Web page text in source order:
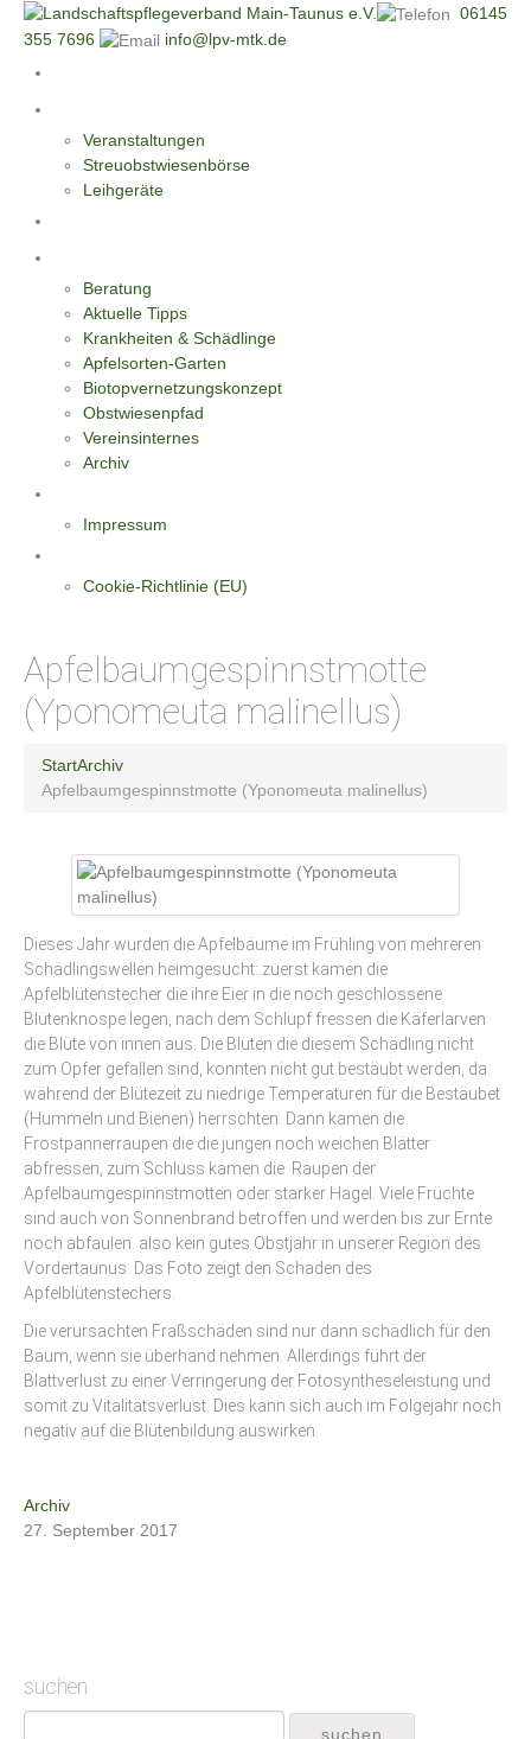
06145
355 7696
info@lpv-mtk.de
Veranstaltungen
Streuobstwiesenbörse
Leihgeräte
Beratung
Aktuelle Tipps
Krankheiten & Schädlinge
Apfelsorten-Garten
Biotopvernetzungskonzept
Obstwiesenpfad
Vereinsinternes
Archiv
Impressum
Cookie-Richtlinie (EU)
Apfelbaumgespinnstmotte
(Yponomeuta malinellus)
StartArchiv
Apfelbaumgespinnstmotte (Yponomeuta malinellus)
Dieses Jahr wurden die Apfelbäume im Frühling von mehreren
Schädlingswellen heimgesucht: zuerst kamen die
Apfelblütenstecher die ihre Eier in die noch geschlossene
Blütenknospe legen, nach dem Schlupf fressen die Käferlarven
die Blüte von innen aus. Die Blüten die diesem Schädling nicht
zum Opfer gefallen sind, konnten nicht gut bestäubt werden, da
während der Blütezeit zu niedrige Temperaturen für die Bestäubet
(Hummeln und Bienen) herrschten. Dann kamen die
Frostpannerraupen die die jungen noch weichen Blätter
abfressen, zum Schluss kamen die Raupen der
Apfelbaumgespinnstmotten oder starker Hagel. Viele Früchte
sind auch von Sonnenbrand betroffen und werden bis zur Ernte
noch abfaulen. also kein gutes Obstjahr in unserer Region des
Vordertaunus. Das Foto zeigt den Schaden des
Apfelblütenstechers.
Die verursachten Fraßschäden sind nur dann schädlich für den
Baum, wenn sie überhand nehmen. Allerdings führt der
Blattverlust zu einer Verringerung der Fotosyntheseleistung und
somit zu Vitalitätsverlust. Dies kann sich auch im Folgejahr noch
negativ auf die Blütenbildung auswirken
Archiv
27. September 2017
suchen